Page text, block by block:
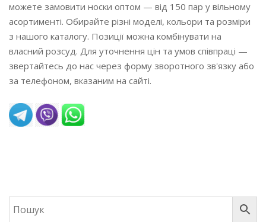
можете замовити носки оптом — від 150 пар у вільному
асортименті. Обирайте різні моделі, кольори та розміри
з нашого каталогу. Позиції можна комбінувати на
власний розсуд. Для уточнення цін та умов співпраці —
звертайтесь до нас через форму зворотного зв'язку або
за телефоном, вказаним на сайті.